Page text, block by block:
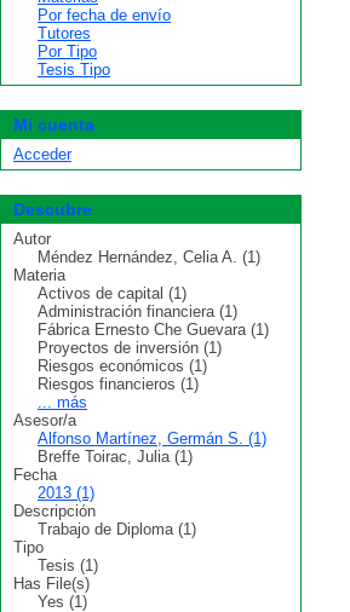
Por fecha de envío
Tutores
Por Tipo
Tesis Tipo
Mi cuenta
Acceder
Descubre
Autor
Méndez Hernández, Celia A. (1)
Materia
Activos de capital (1)
Administración financiera (1)
Fábrica Ernesto Che Guevara (1)
Proyectos de inversión (1)
Riesgos económicos (1)
Riesgos financieros (1)
... más
Asesor/a
Alfonso Martínez, Germán S. (1)
Breffe Toirac, Julia (1)
Fecha
2013 (1)
Descripción
Trabajo de Diploma (1)
Tipo
Tesis (1)
Has File(s)
Yes (1)